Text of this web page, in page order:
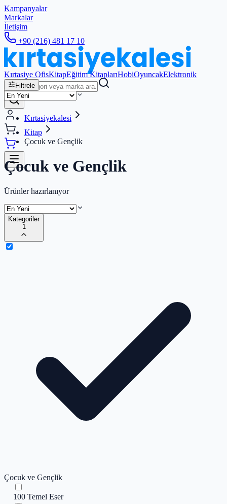
Kampanyalar
Markalar
İletişim
+90 (216) 481 17 10
Kırtasiye OfisKitapEğitim KitaplarıHobiOyuncakElektronik
Filtrele
Kırtasiyekalesi
Kitap
Çocuk ve Gençlik
Çocuk ve Gençlik
Ürünler hazırlanıyor
Kategoriler
1
Çocuk ve Gençlik
100 Temel Eser